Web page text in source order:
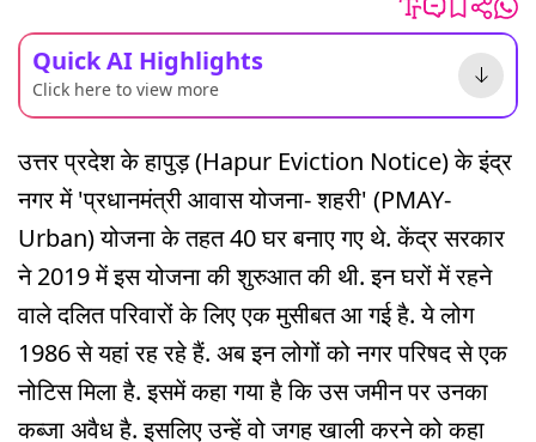
Quick AI Highlights
Click here to view more
उत्तर प्रदेश के हापुड़ (Hapur Eviction Notice) के इंद्र
नगर में 'प्रधानमंत्री आवास योजना- शहरी' (PMAY-
Urban) योजना के तहत 40 घर बनाए गए थे. केंद्र सरकार
ने 2019 में इस योजना की शुरुआत की थी. इन घरों में रहने
वाले दलित परिवारों के लिए एक मुसीबत आ गई है. ये लोग
1986 से यहां रह रहे हैं. अब इन लोगों को नगर परिषद से एक
नोटिस मिला है. इसमें कहा गया है कि उस जमीन पर उनका
कब्जा अवैध है. इसलिए उन्हें वो जगह खाली करने को कहा